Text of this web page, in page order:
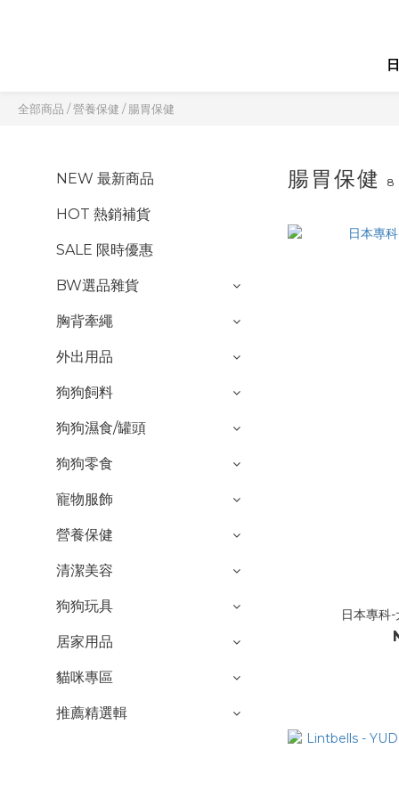
全部商品 /營養保健 /腸胃保健
NEW 最新商品
HOT 熱銷補貨
SALE 限時優惠
BW選品雜貨
胸背牽繩
外出用品
狗狗飼料
狗狗濕食/罐頭
狗狗零食
寵物服飾
營養保健
清潔美容
狗狗玩具
居家用品
貓咪專區
推薦精選輯
腸胃保健8
日本專科